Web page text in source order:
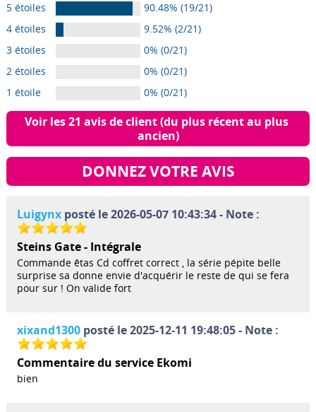
5 étoiles
90.48% (19/21)
4 étoiles
9.52% (2/21)
3 étoiles
0% (0/21)
2 étoiles
0% (0/21)
1 étoile
0% (0/21)
Voir les 21 avis de client (du plus récent au plus
ancien)
DONNEZ VOTRE AVIS
Luigynxposté le 2026-05-07 10:43:34 - Note :
Steins Gate - Intégrale
Commande êtas Cd coffret correct , la série pépite belle
surprise sa donne envie d'acquérir le reste de qui se fera
pour sur ! On valide fort
xixand1300posté le 2025-12-11 19:48:05 - Note :
Commentaire du service Ekomi
bien